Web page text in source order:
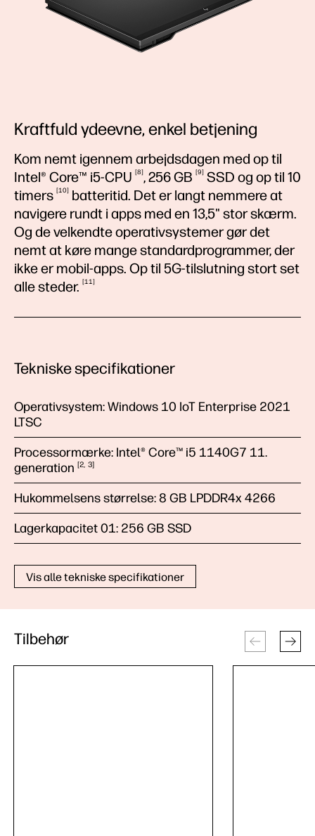
Kraftfuld ydeevne, enkel betjening
Kom nemt igennem arbejdsdagen med op til
Intel® Core™ i5-CPU 8 , 256GB 9
SSD og op til 10
timers
10
batteritid. Det er langt nemmere at
navigere rundt i apps med en 13,5" stor skærm.
Og de velkendte operativsystemer gør det
nemt at køre mange standardprogrammer, der
ikke er mobil-apps. Op til 5G-tilslutning stort set
allesteder. 11
Tekniske specifikationer
Operativsystem:Windows 10 IoT Enterprise 2021
LTSC
Processormærke: Intel® Core™ i5 1140G7 11.
generation
2 3
Hukommelsens størrelse:8 GB LPDDR4x 4266
Lagerkapacitet 01: 256 GB SSD
Vis alle tekniske specifikationer
Tilbehør